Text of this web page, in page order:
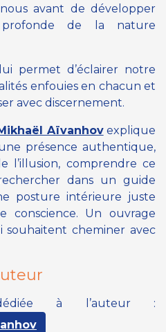
avant de développer
profonde de la nature
permet d’éclairer notre
enfouies en chacun et
avec discernement.
Aïvanhovexplique
présence authentique,
l’illusion, comprendre ce
dans un guide
posture intérieure juste
conscience. Un ouvrage
cheminer avec
à l’auteur :